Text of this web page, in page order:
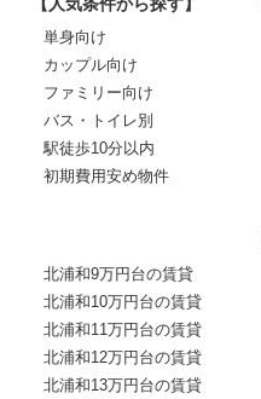
単身向け
カップル向け
ファミリー向け
バス・トイレ別
駅徒歩10分以内
初期費用安め物件
北浦和9万円台の賃貸
北浦和10万円台の賃貸
北浦和11万円台の賃貸
北浦和12万円台の賃貸
北浦和13万円台の賃貸